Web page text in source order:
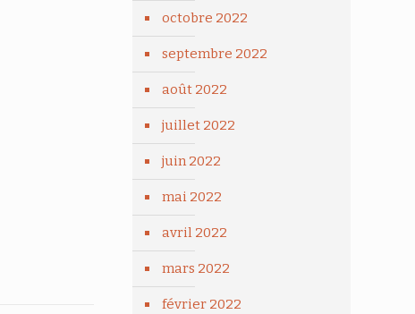
octobre 2022
septembre 2022
août 2022
juillet 2022
juin 2022
mai 2022
avril 2022
mars 2022
février 2022